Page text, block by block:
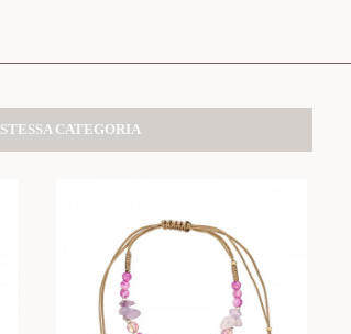
STESSA CATEGORIA